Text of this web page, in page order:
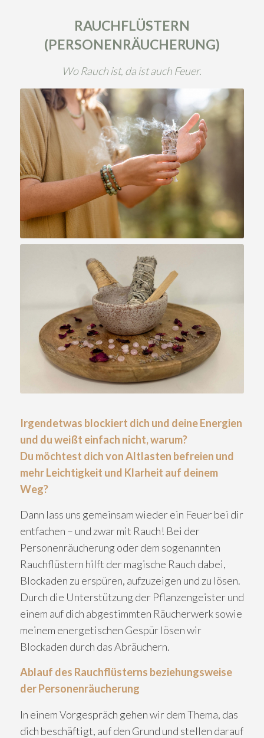
RAUCHFLÜSTERN
(PERSONENRÄUCHERUNG)
Wo Rauch ist, da ist auch Feuer.
Irgendetwas blockiert dich und deine Energien
und du weißt einfach nicht, warum?
Du möchtest dich von Altlasten befreien und
mehr Leichtigkeit und Klarheit auf deinem
Weg?
Dann lass uns gemeinsam wieder ein Feuer bei dir
entfachen – und zwar mit Rauch! Bei der
Personenräucherung oder dem sogenannten
Rauchflüstern hilft der magische Rauch dabei,
Blockaden zu erspüren, aufzuzeigen und zu lösen.
Durch die Unterstützung der Pflanzengeister und
einem auf dich abgestimmten Räucherwerk sowie
meinem energetischen Gespür lösen wir
Blockaden durch das Abräuchern.
Ablauf des Rauchflüsterns beziehungsweise
der Personenräucherung
In einem Vorgespräch gehen wir dem Thema, das
dich beschäftigt, auf den Grund und stellen darauf